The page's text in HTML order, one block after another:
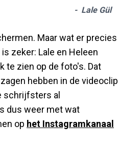
- Lale Gül
Maar wat er precies
zeker: Lale en Heleen
te zien op de foto's. Dat
hebben in de videoclip
schrijfsters al
dus weer met wat
op het Instagramkanaal